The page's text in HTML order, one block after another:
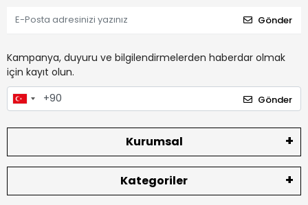
Gönder
Kampanya, duyuru ve bilgilendirmelerden haberdar olmak
için kayıt olun.
Gönder
Kurumsal
Kategoriler